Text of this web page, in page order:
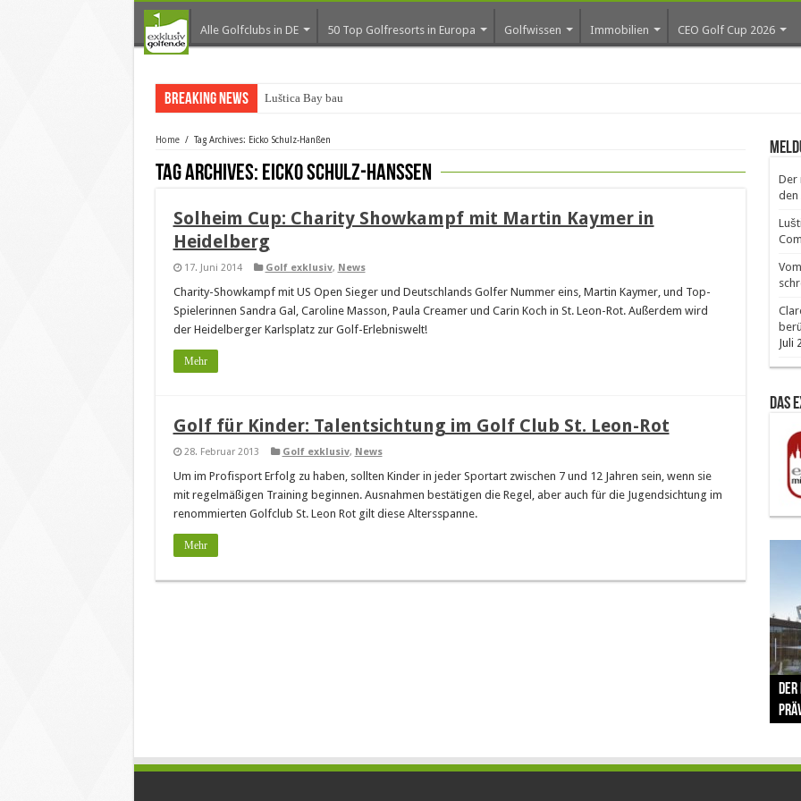
Alle Golfclubs in DE 50 Top Golfresorts in Europa Golfwissen Immobilien CEO Golf Cup 2026
Breaking News Luštica Bay baut Monten
Home / Tag Archives: Eicko Schulz-Hanßen
Tag Archives: Eicko Schulz-Hanßen
Solheim Cup: Charity Showkampf mit Martin Kaymer in
Heidelberg
17. Juni 2014 Golf exklusiv, News
Charity-Showkampf mit US Open Sieger und Deutschlands Golfer Nummer eins, Martin Kaymer, und Top-
Spielerinnen Sandra Gal, Caroline Masson, Paula Creamer und Carin Koch in St. Leon-Rot. Außerdem wird
der Heidelberger Karlsplatz zur Golf-Erlebniswelt!
Mehr
Golf für Kinder: Talentsichtung im Golf Club St. Leon-Rot
28. Februar 2013 Golf exklusiv, News
Um im Profisport Erfolg zu haben, sollten Kinder in jeder Sportart zwischen 7 und 12 Jahren sein, wenn sie
mit regelmäßigen Training beginnen. Ausnahmen bestätigen die Regel, aber auch für die Jugendsichtung im
renommierten Golfclub St. Leon Rot gilt diese Altersspanne.
Mehr
Der
den
Juli
Das
The